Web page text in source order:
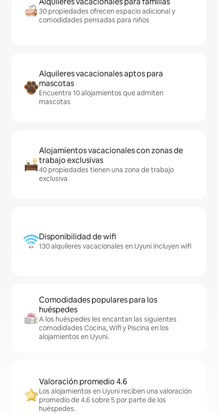
30 propiedades ofrecen espacio adicional y
comodidades pensadas para niños
Alquileres vacacionales aptos para
mascotas
Encuentra 10 alojamientos que admiten
mascotas
Alojamientos vacacionales con zonas de
trabajo exclusivas
40 propiedades tienen una zona de trabajo
exclusiva
Disponibilidad de wifi
130 alquileres vacacionales en Uyuni incluyen wifi
Comodidades populares para los
huéspedes
A los huéspedes les encantan las siguientes
comodidades Cocina, Wifi y Piscina en los
alojamientos en Uyuni.
Valoración promedio 4.6
Los alojamientos en Uyuni reciben una valoración
promedio de 4.6 sobre 5 por parte de los
huéspedes.